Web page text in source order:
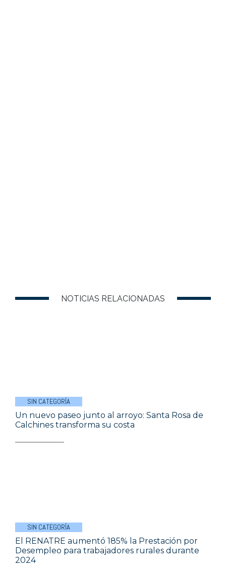
NOTICIAS RELACIONADAS
SIN CATEGORÍA
Un nuevo paseo junto al arroyo: Santa Rosa de
Calchines transforma su costa
SIN CATEGORÍA
El RENATRE aumentó 185% la Prestación por
Desempleo para trabajadores rurales durante
2024